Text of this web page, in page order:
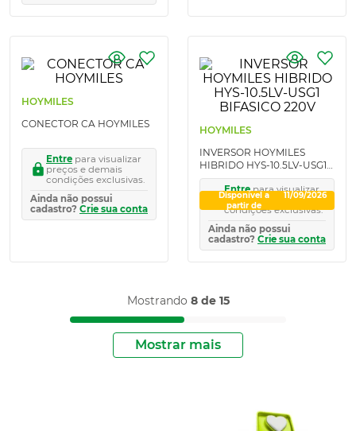
HOYMILES
CONECTOR CA HOYMILES
Entre para visualizar
preços e demais
condições exclusivas.
Ainda não possui
cadastro? Crie sua conta
Disponível a
partir de
11/09/2026
HOYMILES
INVERSOR HOYMILES
HIBRIDO HYS-10.5LV-USG1
BIFASICO 220V
Entre para visualizar
preços e demais
condições exclusivas.
Ainda não possui
cadastro? Crie sua conta
Mostrando 8 de 15
Mostrar mais